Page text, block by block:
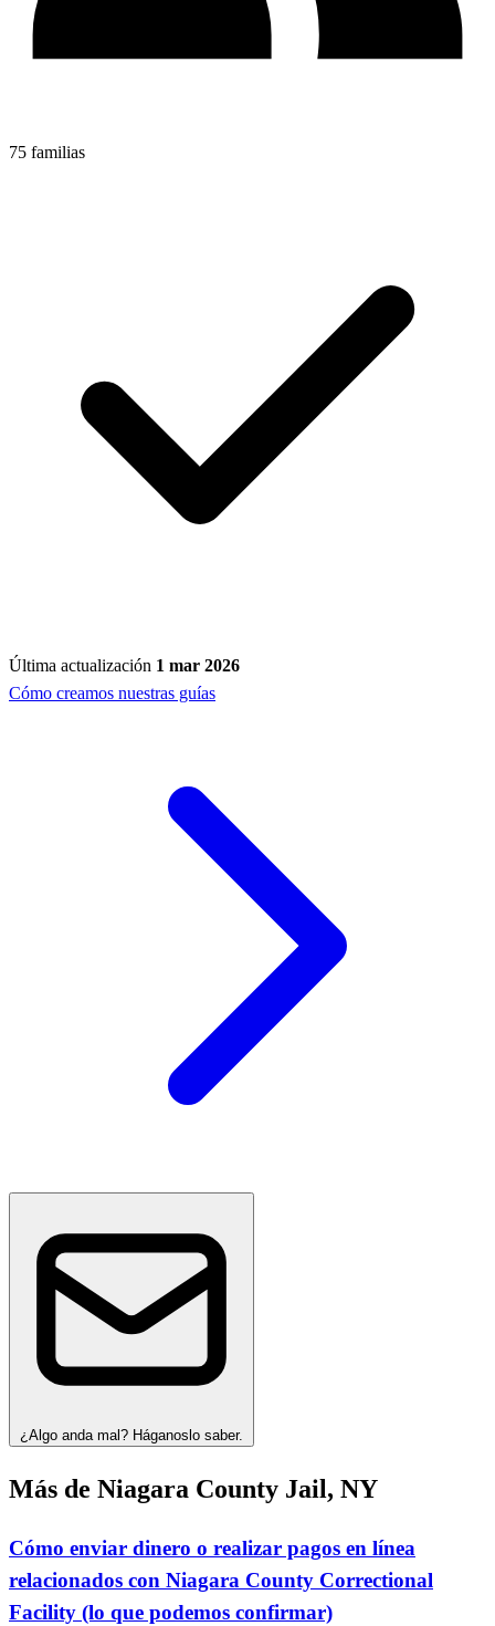
75 familias
Última actualización 1 mar 2026
Cómo creamos nuestras guías
¿Algo anda mal? Háganoslo saber.
Más de Niagara County Jail, NY
Cómo enviar dinero o realizar pagos en línea
relacionados con Niagara County Correctional
Facility (lo que podemos confirmar)